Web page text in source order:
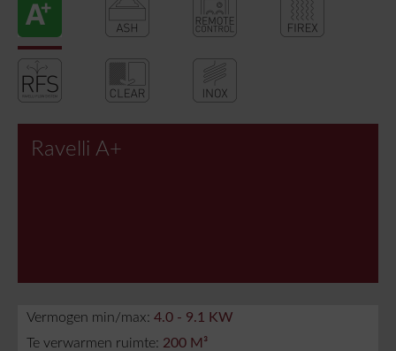
Ravelli A+
Vermogen min/max: 4.0 - 9.1 KW
Te verwarmen ruimte: 200 M³